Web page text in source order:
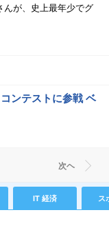
んが、史上最年少でグ
ンテストに参戦 ベ
次ヘ
IT 経済 ス